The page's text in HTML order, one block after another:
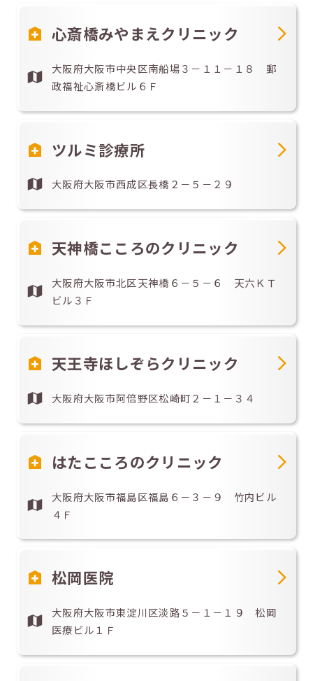
心斎橋みやまえクリニック
大阪府大阪市中央区南船場３－１１－１８ 郵
政福祉心斎橋ビル６Ｆ
ツルミ診療所
大阪府大阪市西成区長橋２－５－２９
天神橋こころのクリニック
大阪府大阪市北区天神橋６－５－６ 天六ＫＴ
ビル３Ｆ
天王寺ほしぞらクリニック
大阪府大阪市阿倍野区松崎町２－１－３４
はたこころのクリニック
大阪府大阪市福島区福島６－３－９ 竹内ビル
４Ｆ
松岡医院
大阪府大阪市東淀川区淡路５－１－１９ 松岡
医療ビル１Ｆ